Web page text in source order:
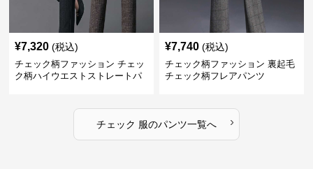
¥7,320 (税込)
チェック柄ファッション チェッ
ク柄ハイウエストストレートパ
¥7,740 (税込)
チェック柄ファッション 裏起毛
チェック柄フレアパンツ
チェック 服のパンツ一覧へ ›